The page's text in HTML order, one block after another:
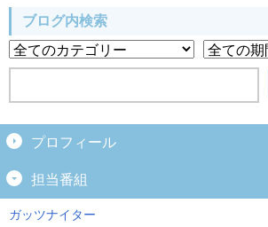
ブログ内検索
プロフィール
担当番組
ガッツナイター